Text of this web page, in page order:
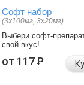
Софт набор
(3x100мг, 3x20мг)
Выбери софт-
свой вкус!
от 117Р